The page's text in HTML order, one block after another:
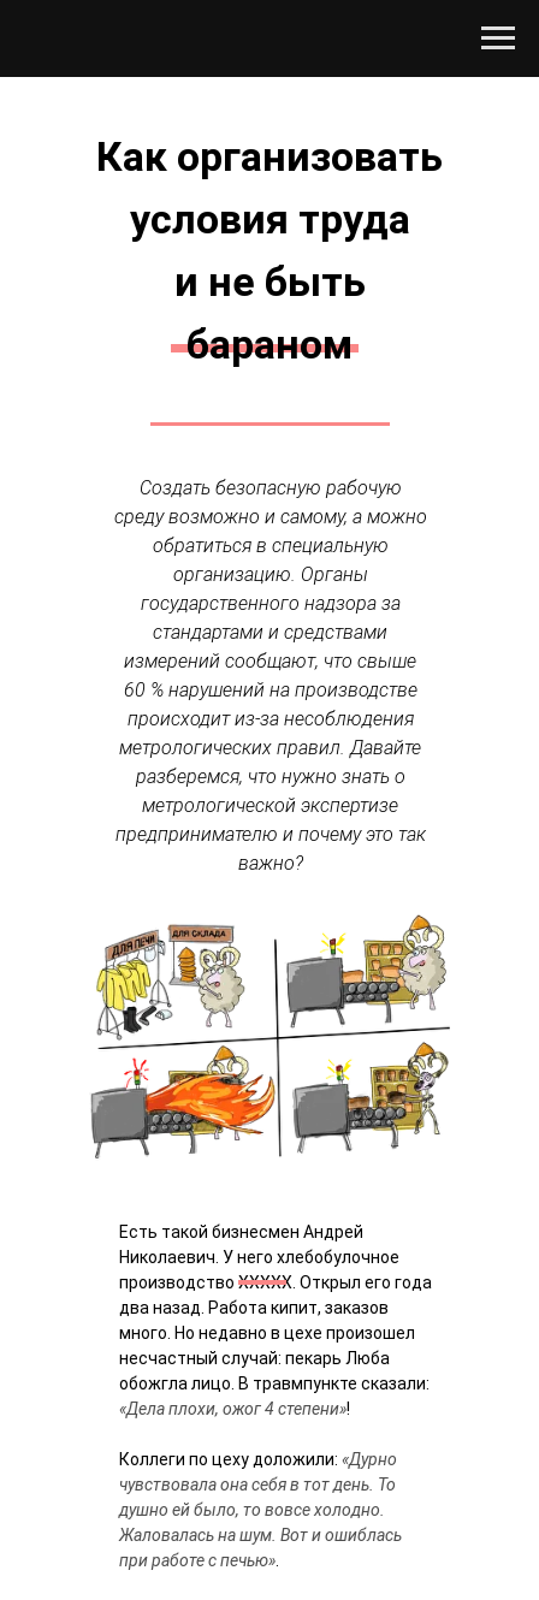
Как организовать
условия труда
и не быть
бараном
Создать безопасную рабочую
среду возможно и самому, а можно
обратиться в специальную
организацию. Органы
государственного надзора за
стандартами и средствами
измерений сообщают, что свыше
60 % нарушений на производстве
происходит из-за несоблюдения
метрологических правил. Давайте
разберемся, что нужно знать о
метрологической экспертизе
предпринимателю и почему это так
важно?
Есть такой бизнесмен Андрей
Николаевич. У него хлебобулочное
производство ХХХХХ. Открыл его года
два назад. Работа кипит, заказов
много. Но недавно в цехе произошел
несчастный случай: пекарь Люба
обожгла лицо. В травмпункте сказали:
«Дела плохи, ожог 4 степени»!
Коллеги по цеху доложили: «Дурно
чувствовала она себя в тот день. То
душно ей было, то вовсе холодно.
Жаловалась на шум. Вот и ошиблась
при работе с печью»